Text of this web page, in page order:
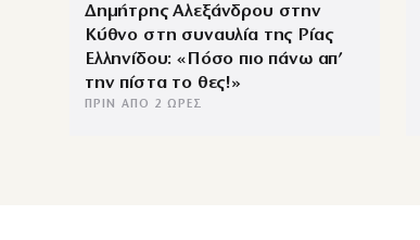
Δημήτρης Αλεξάνδρου στην
Κύθνο στη συναυλία της Ρίας
Ελληνίδου: «Πόσο πιο πάνω απ’
την πίστα το θες!»
ΠΡΙΝ ΑΠΌ 2 ΏΡΕΣ